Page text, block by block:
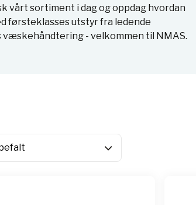
sortiment i dag og oppdag hvordan
førsteklasses utstyr fra ledende
væskehåndtering - velkommen til NMAS.